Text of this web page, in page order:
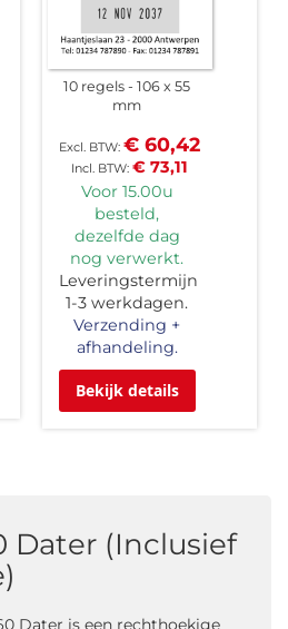
10 regels
106 x 55
mm
€ 73,11
€ 60,42
Voor 15.00u
besteld,
dezelfde dag
nog verwerkt.
Leveringstermijn
1-3 werkdagen.
Verzending +
afhandeling.
Bekijk details
Dater (Inclusief